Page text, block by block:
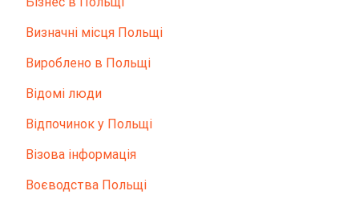
Визначні місця Польщі
Вироблено в Польщі
Відомі люди
Відпочинок у Польщі
Візова інформація
Воєводства Польщі